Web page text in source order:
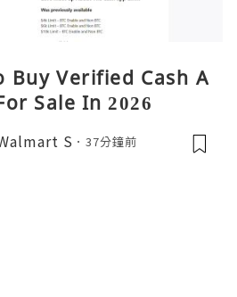
Buy Verified Cash A
Sale In 2026
S 37分鐘前